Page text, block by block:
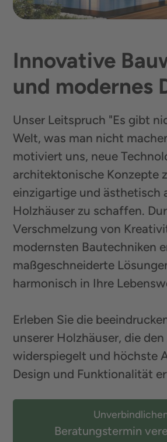
Innovative
und modernes
Unser Leitspruch "Es gibt
Welt, was man nicht
motiviert uns, neue
architektonische Konzepte
einzigartige und ästhetisch
Holzhäuser zu schaffen.
Verschmelzung von
modernsten Bautechniken
maßgeschneiderte
harmonisch in Ihre
Erleben Sie die
unserer Holzhäuser, die
widerspiegelt und höchste
Design und Funktionalität
Beratungstermin